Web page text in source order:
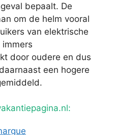
bepaalt. De
om de helm vooral
van elektrische
door oudere en dus
een hogere